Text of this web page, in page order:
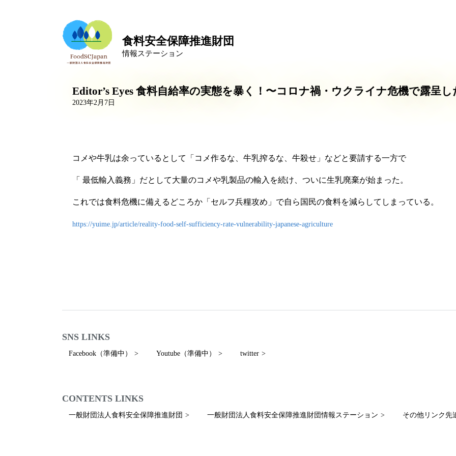
食料安全保障推進財団
情報ステーション
Editor’s Eyes 食料自給率の実態を暴く！〜コロナ禍・ウクライナ危機で露呈
2023年2月7日
コメや牛乳は余っているとして「コメ作るな、牛乳搾るな、牛殺せ」などと要請する一方で
「 最低輸入義務」だとして大量のコメや乳製品の輸入を続け、ついに生乳廃棄が始まった。
これでは食料危機に備えるどころか「セルフ兵糧攻め」で自ら国民の食料を減らしてしまっている。
https://yuime.jp/article/reality-food-self-sufficiency-rate-vulnerability-japanese-agriculture
SNS LINKS
Facebook（準備中） Youtube（準備中） twitter
CONTENTS LINKS
一般財団法人食料安全保障推進財団 一般財団法人食料安全保障推進財団情報ステーション その他リンク先